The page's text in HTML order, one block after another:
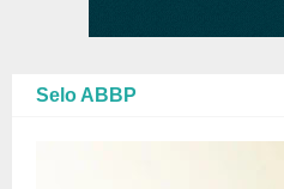
Selo ABBP